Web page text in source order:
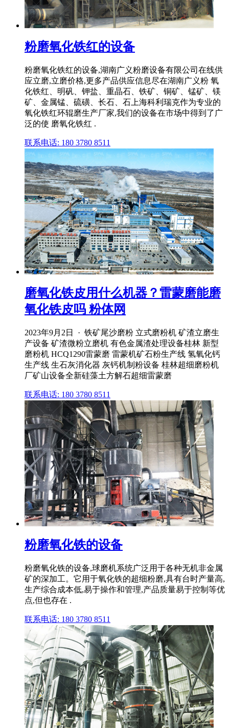
粉磨氧化铁红的设备
粉磨氧化铁红的设备,湖南广义粉磨设备有限公司在线供
应立磨,立磨价格,更多产品供应信息尽在湖南广义粉 氧
化铁红、明矾、钾盐、重晶石、铁矿、铜矿、锰矿、镁
矿、金属锰、硫磺、长石、石上海科利瑞克作为专业的
氧化铁红环辊磨生产厂家,我们的设备在市场中得到了广
泛的使 磨氧化铁红 .
联系电话: 180 3780 8511
磨氧化铁皮用什么机器？雷蒙磨能磨
氧化铁皮吗 粉体网
2023年9月2日 · 铁矿尾沙磨粉 立式磨粉机 矿渣立磨生
产设备 矿渣微粉立磨机 有色金属渣处理设备桂林 新型
磨粉机 HCQ1290雷蒙磨 雷蒙机矿石粉生产线 氢氧化钙
生产线 生石灰消化器 灰钙机制粉设备 桂林超细磨粉机
厂矿山设备全新硅藻土方解石超细雷蒙磨
联系电话: 180 3780 8511
粉磨氧化铁的设备
粉磨氧化铁的设备,球磨机系统广泛用于各种无机非金属
矿的深加工。它用于氧化铁的超细粉磨,具有台时产量高,
生产综合成本低,易于操作和管理,产品质量易于控制等优
点,但也存在 .
联系电话: 180 3780 8511